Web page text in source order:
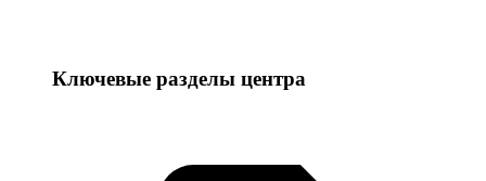
Ключевые разделы центра